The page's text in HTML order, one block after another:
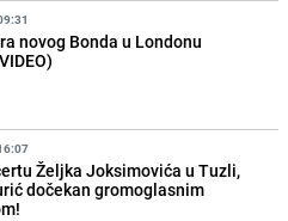
novog Bonda u Londonu
Željka Joksimovića u Tuzli,
dočekan gromoglasnim